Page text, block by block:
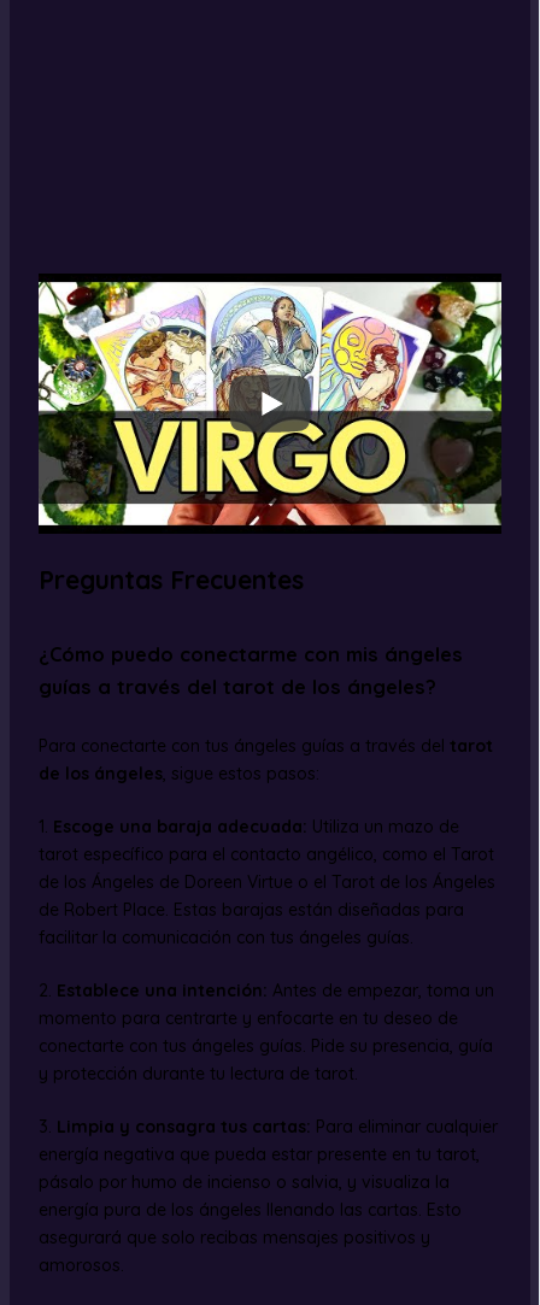
Preguntas Frecuentes
¿Cómo puedo conectarme con mis ángeles
guías a través del tarot de los ángeles?
Para conectarte con tus ángeles guías a través del tarot
de los ángeles, sigue estos pasos:
1. Escoge una baraja adecuada: Utiliza un mazo de
tarot específico para el contacto angélico, como el Tarot
de los Ángeles de Doreen Virtue o el Tarot de los Ángeles
de Robert Place. Estas barajas están diseñadas para
facilitar la comunicación con tus ángeles guías.
2. Establece una intención: Antes de empezar, toma un
momento para centrarte y enfocarte en tu deseo de
conectarte con tus ángeles guías. Pide su presencia, guía
y protección durante tu lectura de tarot.
3. Limpia y consagra tus cartas: Para eliminar cualquier
energía negativa que pueda estar presente en tu tarot,
pásalo por humo de incienso o salvia, y visualiza la
energía pura de los ángeles llenando las cartas. Esto
asegurará que solo recibas mensajes positivos y
amorosos.